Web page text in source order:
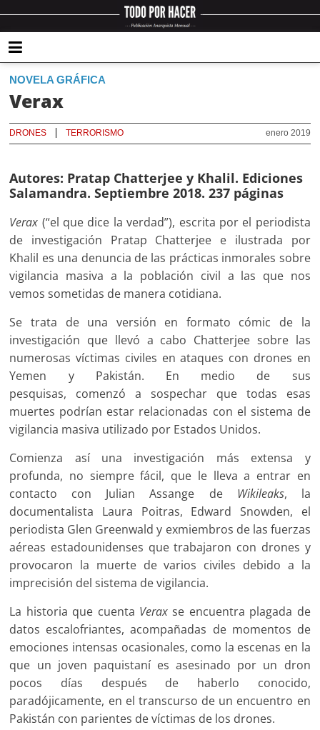
NOVELA GRÁFICA
Verax
enero 2019
DRONES TERRORISMO
Autores: Pratap Chatterjee y Khalil. Ediciones
Salamandra. Septiembre 2018. 237 páginas
Verax (“el que dice la verdad”), escrita por el periodista
de investigación Pratap Chatterjee e ilustrada por
Khalil es una denuncia de las prácticas inmorales sobre
vigilancia masiva a la población civil a las que nos
vemos sometidas de manera cotidiana.
Se trata de una versión en formato cómic de la
investigación que llevó a cabo Chatterjee sobre las
numerosas víctimas civiles en ataques con drones en
Yemen y Pakistán. En medio de sus
pesquisas, comenzó a sospechar que todas esas
muertes podrían estar relacionadas con el sistema de
vigilancia masiva utilizado por Estados Unidos.
Comienza así una investigación más extensa y
profunda, no siempre fácil, que le lleva a entrar en
contacto con Julian Assange de Wikileaks, la
documentalista Laura Poitras, Edward Snowden, el
periodista Glen Greenwald y exmiembros de las fuerzas
aéreas estadounidenses que trabajaron con drones y
provocaron la muerte de varios civiles debido a la
imprecisión del sistema de vigilancia.
La historia que cuenta Verax se encuentra plagada de
datos escalofriantes, acompañadas de momentos de
emociones intensas ocasionales, como la escenas en la
que un joven paquistaní es asesinado por un dron
pocos días después de haberlo conocido,
paradójicamente, en el transcurso de un encuentro en
Pakistán con parientes de víctimas de los drones.